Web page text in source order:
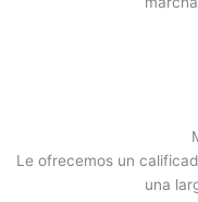
Le ofrecemos un
una